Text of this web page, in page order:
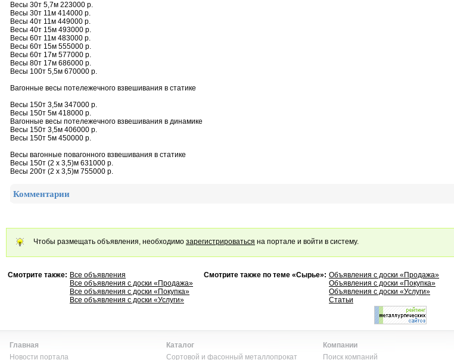
Весы 30т 5,7м 223000 р.
Весы 30т 11м 414000 р.
Весы 40т 11м 449000 р.
Весы 40т 15м 493000 р.
Весы 60т 11м 483000 р.
Весы 60т 15м 555000 р.
Весы 60т 17м 577000 р.
Весы 80т 17м 686000 р.
Весы 100т 5,5м 670000 р.
Вагонные весы потележечного взвешивания в статике
Весы 150т 3,5м 347000 р.
Весы 150т 5м 418000 р.
Вагонные весы потележечного взвешивания в динамике
Весы 150т 3,5м 406000 р.
Весы 150т 5м 450000 р.
Весы вагонные повагонного взвешивания в статике
Весы 150т (2 х 3,5)м 631000 р.
Весы 200т (2 х 3,5)м 755000 р.
Комментарии
Чтобы размещать объявления, необходимо зарегистрироваться на портале и войти в систему.
Смотрите также: Все объявления
Все объявления с доски «Продажа»
Все объявления с доски «Покупка»
Все объявления с доски «Услуги»
Смотрите также по теме «Сырье»: Объявления с доски «Продажа»
Объявления с доски «Покупка»
Объявления с доски «Услуги»
Статьи
Главная
Новости портала
Каталог
Сортовой и фасонный металлопрокат
Компании
Поиск компаний